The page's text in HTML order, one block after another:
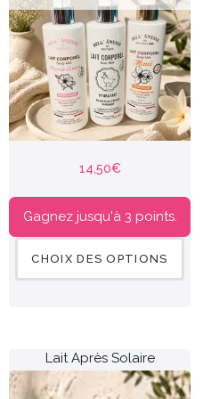
14,50€
Gagnez jusqu'à 3 points.
CHOIX DES OPTIONS
Lait Après Solaire